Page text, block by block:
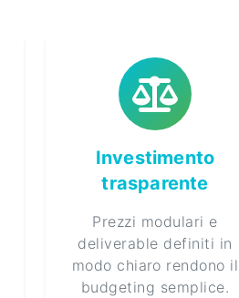
Investimento
trasparente
Prezzi modulari e
deliverable definiti in
modo chiaro rendono il
budgeting semplice.